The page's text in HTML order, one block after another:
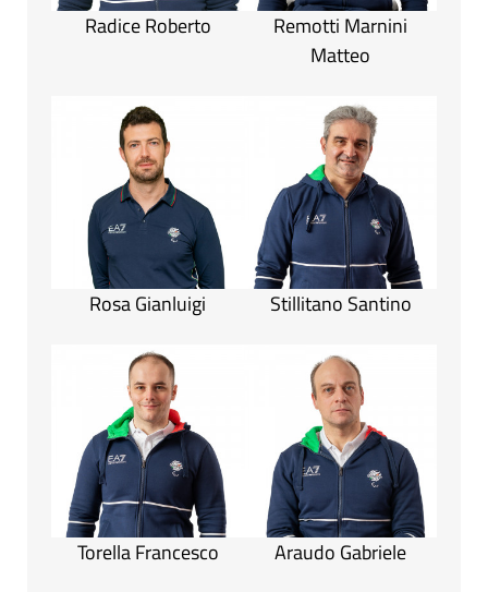
Radice Roberto
Remotti Marnini
Matteo
Rosa Gianluigi Stillitano Santino
Torella Francesco Araudo Gabriele